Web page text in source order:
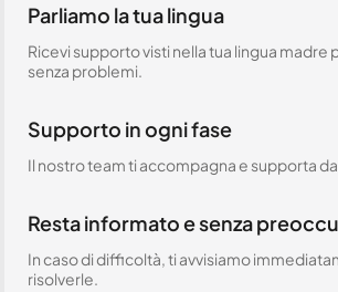
Parliamo la tua lingua
Ricevi supporto visti nella tua lingua madre
senza problemi.
Supporto in ogni fase
Il nostro team ti accompagna e supporta
Resta informato e senza
In caso di difficoltà, ti avvisiamo
risolverle.